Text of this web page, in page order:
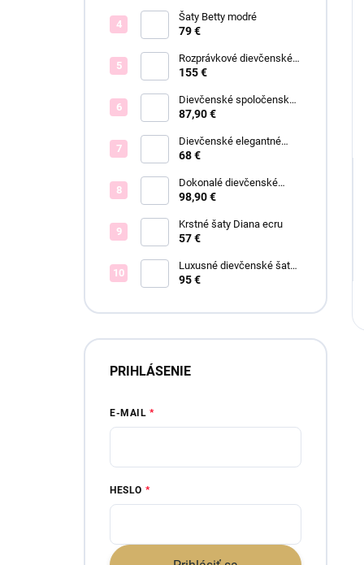
Šaty Betty modré
79 €
Rozprávkové dievčenské
šaty Fiona
155 €
Dievčenské spoločenské
šaty Eleónora
87,90 €
Dievčenské elegantné
šaty Lisa
68 €
Dokonalé dievčenské
spoločenské šaty Bianca
98,90 €
Krstné šaty Diana ecru
57 €
Luxusné dievčenské šaty
Blush Bloom
95 €
PRIHLÁSENIE
E-MAIL
HESLO